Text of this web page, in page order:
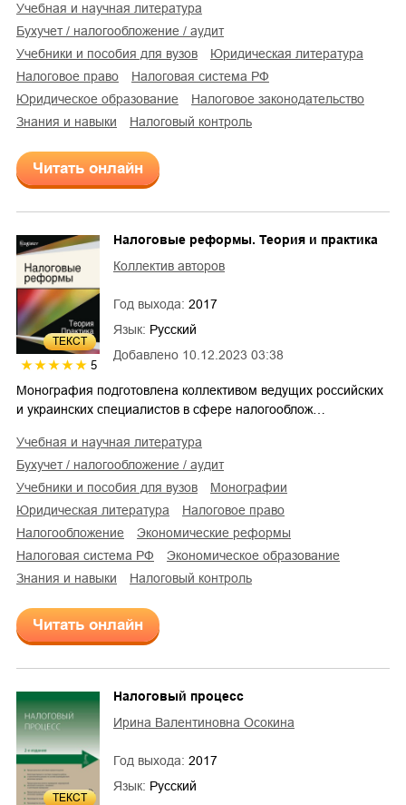
учебная и научная литература
бухучет / налогообложение / аудит
учебники и пособия для вузов
юридическая литература
налоговое право
налоговая система РФ
юридическое образование
налоговое законодательство
знания и навыки
налоговый контроль
Читать онлайн
ТЕКСТ
5
Добавлено 10.12.2023 03:38
Налоговые реформы. Теория и практика
Коллектив авторов
Год выхода: 2017
Язык: Русский
Монография подготовлена коллективом ведущих российских
и украинских специалистов в сфере налогооблож…
учебная и научная литература
бухучет / налогообложение / аудит
учебники и пособия для вузов
монографии
юридическая литература
налоговое право
налогообложение
экономические реформы
налоговая система РФ
экономическое образование
знания и навыки
налоговый контроль
Читать онлайн
ТЕКСТ
Налоговый процесс
Ирина Валентиновна Осокина
Год выхода: 2017
Язык: Русский